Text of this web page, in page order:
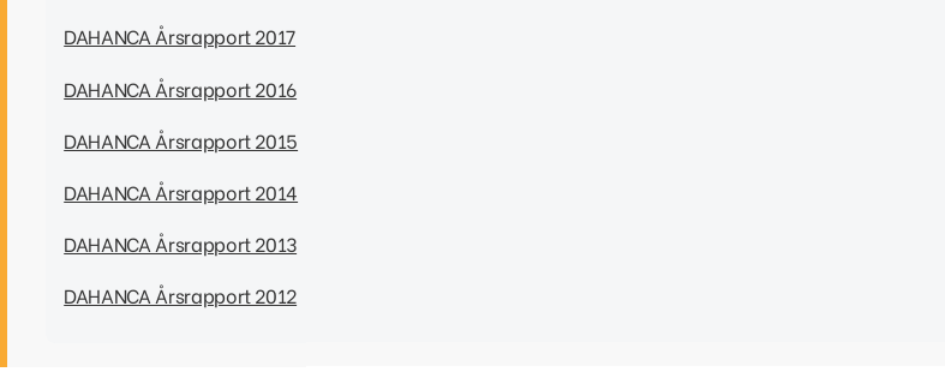
DAHANCA Årsrapport 2017
DAHANCA Årsrapport 2016
DAHANCA Årsrapport 2015
DAHANCA Årsrapport 2014
DAHANCA Årsrapport 2013
DAHANCA Årsrapport 2012